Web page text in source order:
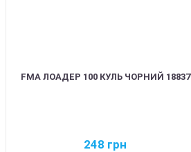
FMA ЛОАДЕР 100 КУЛЬ ЧОРНИЙ 18837
248 грн